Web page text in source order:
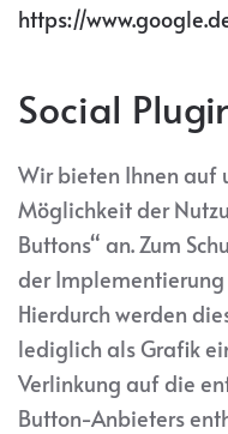
https://
Social
Wir bieten Ihnen auf
Möglichkeit der
Buttons“ an. Zum
der Implementierung
Hierdurch werden
lediglich als Grafik
Verlinkung auf die
Button-Anbieters